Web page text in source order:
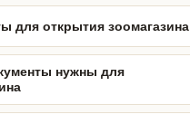
для открытия зоомагазина
нужны для